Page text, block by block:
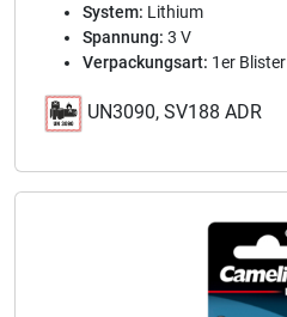
System: Lithium
Spannung: 3 V
Verpackungsart: 1er Blister
UN3090, SV188 ADR